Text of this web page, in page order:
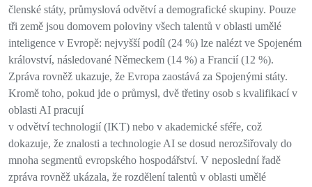
členské státy, průmyslová odvětví a demografické skupiny. Pouze
tři země jsou domovem poloviny všech talentů v oblasti umělé
inteligence v Evropě: nejvyšší podíl (24 %) lze nalézt ve Spojeném
království, následované Německem (14 %) a Francií (12 %).
Zpráva rovněž ukazuje, že Evropa zaostává za Spojenými státy.
Kromě toho, pokud jde o průmysl, dvě třetiny osob s kvalifikací v
oblasti AI pracují
v odvětví technologií (IKT) nebo v akademické sféře, což
dokazuje, že znalosti a technologie AI se dosud nerozšiřovaly do
mnoha segmentů evropského hospodářství. V neposlední řadě
zpráva rovněž ukázala, že rozdělení talentů v oblasti umělé